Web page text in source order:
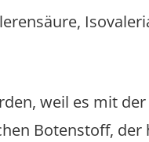
weil es mit
Botenstoff, der